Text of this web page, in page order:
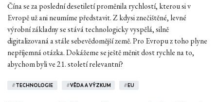
Čína se za poslední desetiletí proměnila rychlostí, kterou si v
Evropě už ani neumíme představit. Z kdysi znečištěné, levné
výrobní základny se stává technologicky vyspělá, silně
digitalizovaná a stále sebevědomější země. Pro Evropu z toho plyne
nepříjemná otázka. Dokážeme se ještě měnit dost rychle na to,
abychom byli ve 21. století relevantní?
#TECHNOLOGIE #VĚDA A VÝZKUM # EU